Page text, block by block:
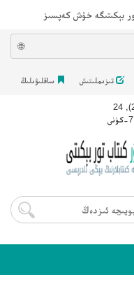
بېكىتىگە خۇش كەپسىز
🌐
تىزىملىتىش ساقلىۋىلىڭ